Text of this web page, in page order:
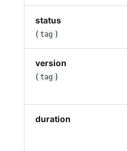
status
( tag )
version
( tag )
duration